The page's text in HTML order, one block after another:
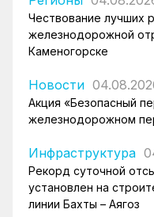
Чествование лучших
железнодорожной
Каменогорске
Новости
Акция «Безопасный
железнодорожном
Инфраструктура
Рекорд суточной
установлен на
линии Бахты – Аягоз